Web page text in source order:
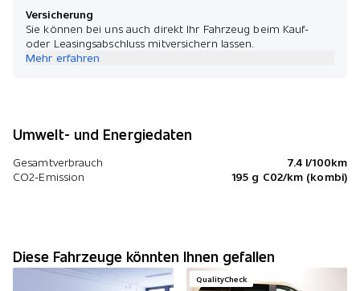
Versicherung
Sie können bei uns auch direkt Ihr Fahrzeug beim Kauf-
oder Leasingsabschluss mitversichern lassen.
Mehr erfahren
Umwelt- und Energiedaten
Gesamtverbrauch
7.4 l/100km
CO2-Emission
195 g C02/km (kombi)
Diese Fahrzeuge könnten Ihnen gefallen
QualityCheck